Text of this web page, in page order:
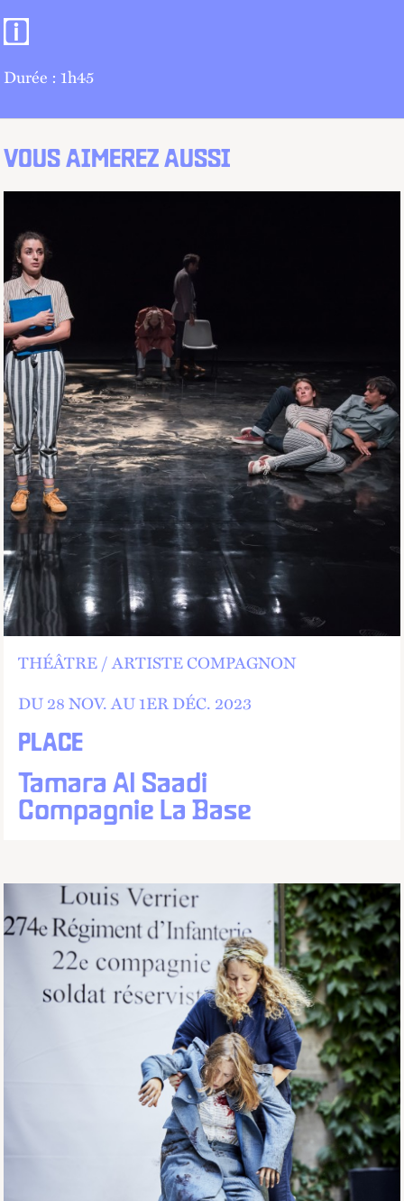
Informations pratiques
Durée : 1h45
VOUS AIMEREZ AUSSI
PLACE
Tamara Al Saadi
Compagnie La Base
THÉÂTRE ARTISTE COMPAGNON
DU 28NOV.AU1ERDÉC. 2023